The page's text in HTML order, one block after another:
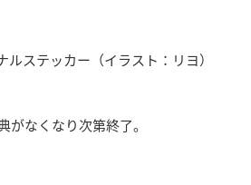
ステッカー（イラスト：リヨ）
がなくなり次第終了。